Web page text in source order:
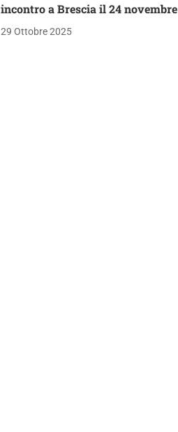
incontro a Brescia il 24 novembre
29 Ottobre 2025